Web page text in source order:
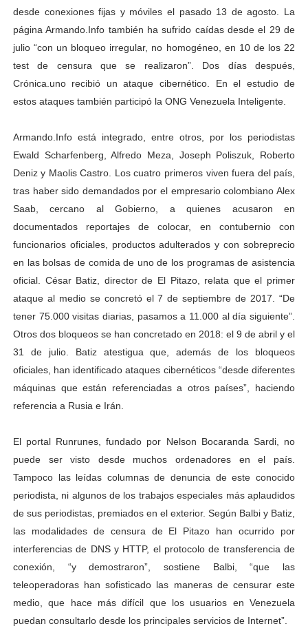
desde conexiones fijas y móviles el pasado 13 de agosto. La
página Armando.Info también ha sufrido caídas desde el 29 de
julio “con un bloqueo irregular, no homogéneo, en 10 de los 22
test de censura que se realizaron”. Dos días después,
Crónica.uno recibió un ataque cibernético. En el estudio de
estos ataques también participó la ONG Venezuela Inteligente.
Armando.Info está integrado, entre otros, por los periodistas
Ewald Scharfenberg, Alfredo Meza, Joseph Poliszuk, Roberto
Deniz y Maolis Castro. Los cuatro primeros viven fuera del país,
tras haber sido demandados por el empresario colombiano Alex
Saab, cercano al Gobierno, a quienes acusaron en
documentados reportajes de colocar, en contubernio con
funcionarios oficiales, productos adulterados y con sobreprecio
en las bolsas de comida de uno de los programas de asistencia
oficial. César Batiz, director de El Pitazo, relata que el primer
ataque al medio se concretó el 7 de septiembre de 2017. “De
tener 75.000 visitas diarias, pasamos a 11.000 al día siguiente”.
Otros dos bloqueos se han concretado en 2018: el 9 de abril y el
31 de julio. Batiz atestigua que, además de los bloqueos
oficiales, han identificado ataques cibernéticos “desde diferentes
máquinas que están referenciadas a otros países”, haciendo
referencia a Rusia e Irán.
El portal Runrunes, fundado por Nelson Bocaranda Sardi, no
puede ser visto desde muchos ordenadores en el país.
Tampoco las leídas columnas de denuncia de este conocido
periodista, ni algunos de los trabajos especiales más aplaudidos
de sus periodistas, premiados en el exterior. Según Balbi y Batiz,
las modalidades de censura de El Pitazo han ocurrido por
interferencias de DNS y HTTP, el protocolo de transferencia de
conexión, “y demostraron”, sostiene Balbi, “que las
teleoperadoras han sofisticado las maneras de censurar este
medio, que hace más difícil que los usuarios en Venezuela
puedan consultarlo desde los principales servicios de Internet”.